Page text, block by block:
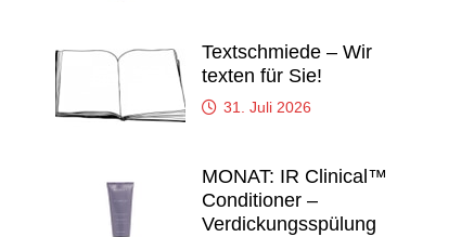
Textschmiede – Wir
texten für Sie!
31. Juli 2026
MONAT: IR Clinical™
Conditioner –
Verdickungsspülung